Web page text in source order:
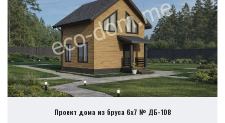
Проект дома из бруса 6х7 № ДБ-108